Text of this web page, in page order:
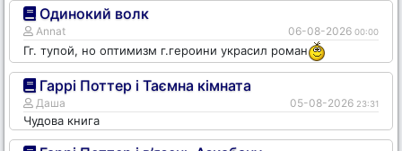
Одинокий волк
Annat 06-08-2026 00:00
Гг. тупой, но оптимизм г.героини украсил роман
Гаррі Поттер і Таємна кімната
Даша 05-08-2026 23:31
Чудова книга